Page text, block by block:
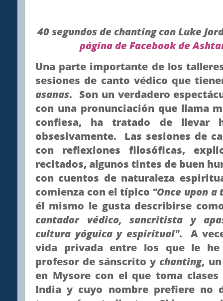
40 segundos de chanting con Luke
página de Facebook de
Una parte importante de los
sesiones de canto védico que
asanas. Son un verdadero
con una pronunciación que llama
confiesa, ha tratado de llevar
obsesivamente. Las sesiones de
con reflexiones filosóficas,
recitados, algunos tintes de buen
con cuentos de naturaleza
comienza con el típico "Once upon a
él mismo le gusta describirse
cantador védico, sancritista y
cultura yóguica y espiritual". A
vida privada entre los que le he
profesor de sánscrito y chanting,
en Mysore con el que toma clases
India y cuyo nombre prefiere no